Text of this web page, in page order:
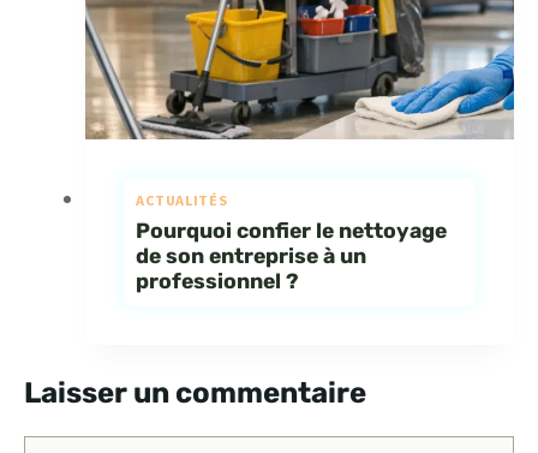
ACTUALITÉS
Pourquoi confier le nettoyage
de son entreprise à un
professionnel ?
Laisser un commentaire